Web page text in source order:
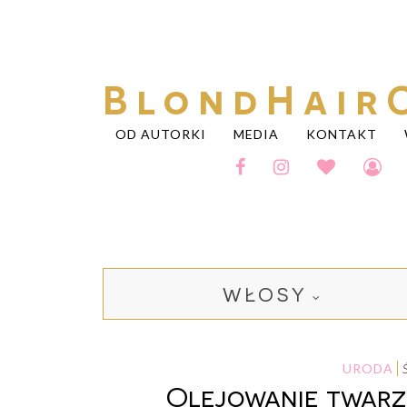
OD AUTORKI MEDIA KONTAKT
WŁOSY
URODA
Olejowanie